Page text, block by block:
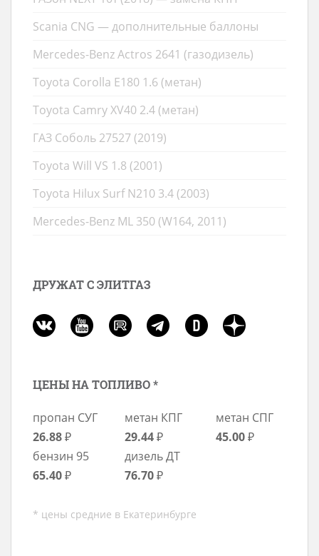
Scania CNG — дополнительные баллоны
Mercedes-Benz Actros 2641 (газодизель)
Toyota Corolla E180 1.6 (метан)
Toyota Camry XV40 2.4 (метан)
ГАЗ Соболь 27527 (2019)
Toyota Will VS 1.8 (2001)
Toyota Hilux Surf N210 3.4 (2003)
Mercedes-Benz ML 350 (W164, 2011)
ДРУЖАТ С ЭЛИТГАЗ
ЦЕНЫ НА ТОПЛИВО *
пропан СУГ
26.88₽
метан КПГ
29.44₽
метан СПГ
45.00₽
бензин 95
65.40₽
дизель ДТ
76.70₽
* цены средние в Екатеринбурге